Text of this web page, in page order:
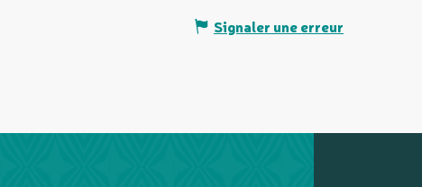
Signaler une erreur